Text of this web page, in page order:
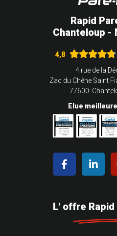
Rapid
Chanteloup -
4,8
4 rue de la
Zac du Chêne Saint
77600
Elue
L' offre